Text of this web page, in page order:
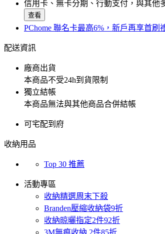
信用卡、無卡分期、行動支付，與其他
查看
PChome 聯名卡最高6%，新戶再享首刷
配送資訊
廠商出貨
本商品不受24h到貨限制
獨立結帳
本商品無法與其他商品合併結帳
可宅配到府
收納用品
Top 30 推薦
活動專區
收納精選周末下殺
Branden壓縮收納袋9折
收納晾曬指定2件92折